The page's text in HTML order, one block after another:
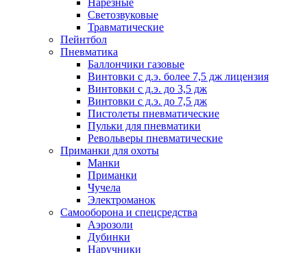
Нарезные
Светозвуковые
Травматические
Пейнтбол
Пневматика
Баллончики газовые
Винтовки с д.э. более 7,5 дж лицензия
Винтовки с д.э. до 3,5 дж
Винтовки с д.э. до 7,5 дж
Пистолеты пневматические
Пульки для пневматики
Револьверы пневматические
Приманки для охоты
Манки
Приманки
Чучела
Электроманок
Самооборона и спецсредства
Аэрозоли
Дубинки
Наручники